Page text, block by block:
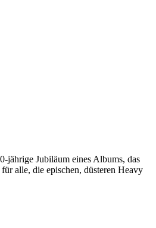
jährige Jubiläum eines Albums, das
alle, die epischen, düsteren Heavy